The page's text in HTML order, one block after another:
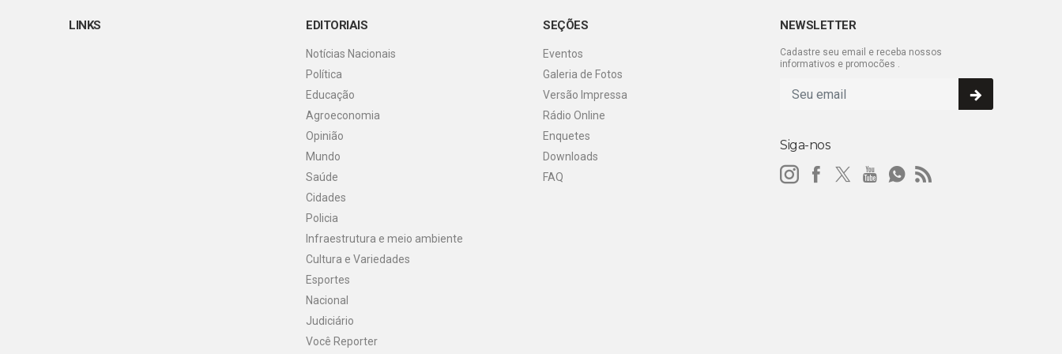
LINKS EDITORIAIS
Notícias Nacionais
Política
Educação
Agroeconomia
Opinião
Mundo
Saúde
Cidades
Policia
Infraestrutura e meio ambiente
Cultura e Variedades
Esportes
Nacional
Judiciário
Você Reporter
SEÇÕES
Eventos
Galeria de Fotos
Versão Impressa
Rádio Online
Enquetes
Downloads
FAQ
NEWSLETTER
Cadastre seu email e receba nossos
informativos e promocões .
Siga-nos